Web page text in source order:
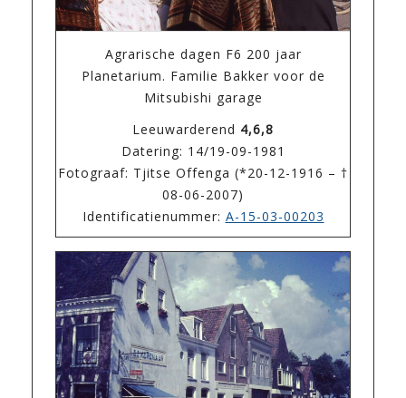
Agrarische dagen F6 200 jaar
Planetarium. Familie Bakker voor de
Mitsubishi garage
Leeuwarderend 4,6,8
Datering: 14/19-09-1981
Fotograaf: Tjitse Offenga (*20-12-1916 – †
08-06-2007)
Identificatienummer: A-15-03-00203